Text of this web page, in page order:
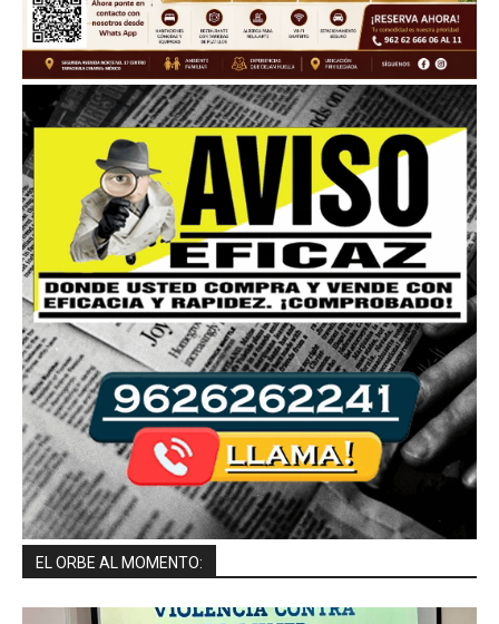
EL ORBE AL MOMENTO: